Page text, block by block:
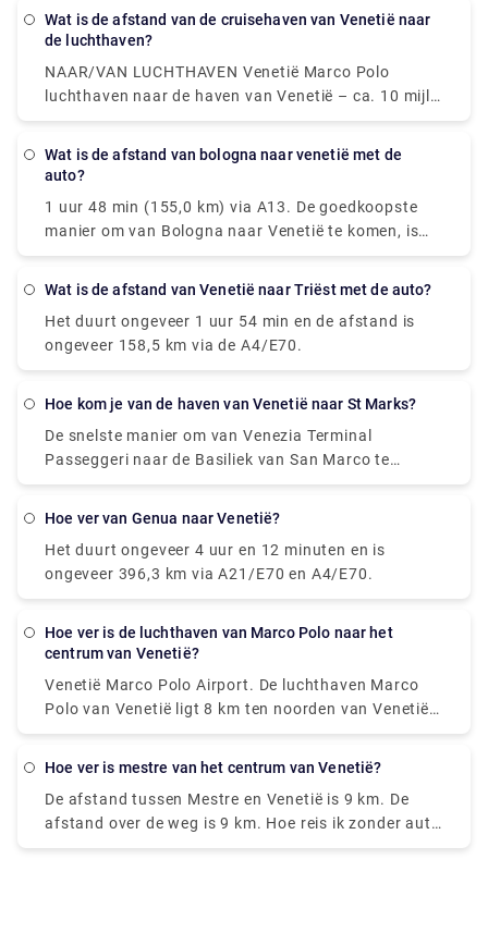
Venetië Marco Polo Airport is de belangrijkste
naar Venetië gaan, zullen via de terminals gaan.
wat is de afstand van de cruisehaven van Venetië naar
de luchthaven?
NAAR/VAN LUCHTHAVEN Venetië Marco Polo
luchthaven naar de haven van Venetië – ca. 10 mijl,
ongeveer 20 minuten rijden. De haven is ook over
watertaxi.
wat is de afstand van bologna naar venetië met de
auto?
1 uur 48 min (155,0 km) via A13. De goedkoopste
manier om van Bologna naar Venetië te komen, is
met een gedeelde rit, die € 9 kost en 2 uur en 4 meter
wat is de afstand van Venetië naar Triëst met de auto?
Het duurt ongeveer 1 uur 54 min en de afstand is
ongeveer 158,5 km via de A4/E70.
hoe kom je van de haven van Venetië naar St Marks?
De snelste manier om van Venezia Terminal
Passeggeri naar de Basiliek van San Marco te
komen, is met de veerboot, die € 8 kost en 33
van San Marco? Ja, er is een rechtstreekse veerboot
die vertrekt vanaf P. le Roma "B" en aankomt bij San
Marco-San Zaccaria "F".
hoe ver van Genua naar Venetië?
Het duurt ongeveer 4 uur en 12 minuten en is
ongeveer 396,3 km via A21/E70 en A4/E70.
hoe ver is de luchthaven van Marco Polo naar het
centrum van Venetië?
Venetië Marco Polo Airport. De luchthaven Marco
Polo van Venetië ligt 8 km ten noorden van Venetië.
Het is de internationale luchthaven van Venetië met
hoe ver is mestre van het centrum van Venetië?
De afstand tussen Mestre en Venetië is 9 km. De
afstand over de weg is 9 km. Hoe reis ik zonder auto
van Mestre naar Venetië? De beste manier om